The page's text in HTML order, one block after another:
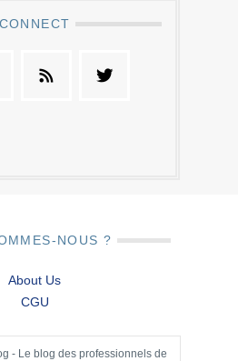
CONNECT
NOUS ?
About Us
CGU
- Le blog des professionnels de